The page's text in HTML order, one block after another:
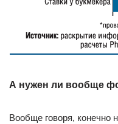
А нужен ли вообще
Вообще говоря, конечно